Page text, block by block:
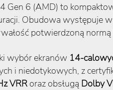
Gen 6 (AMD) to
Obudowa występuje
potwierdzoną normą
wybór ekranów 14-
i niedotykowych, z
VRR oraz obsługą Dolby